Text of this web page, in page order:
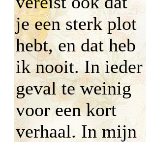
je een sterk plot
hebt, en dat heb
ik nooit. In ieder
geval te weinig
voor een kort
verhaal. In mijn